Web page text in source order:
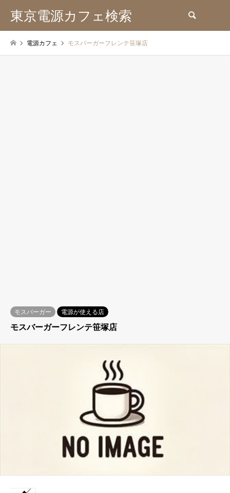
東京電源カフェ検索
電源カフェ モスバーガーフレンテ笹塚店
モスバーガー
電源が使える店
モスバーガーフレンテ笹塚店